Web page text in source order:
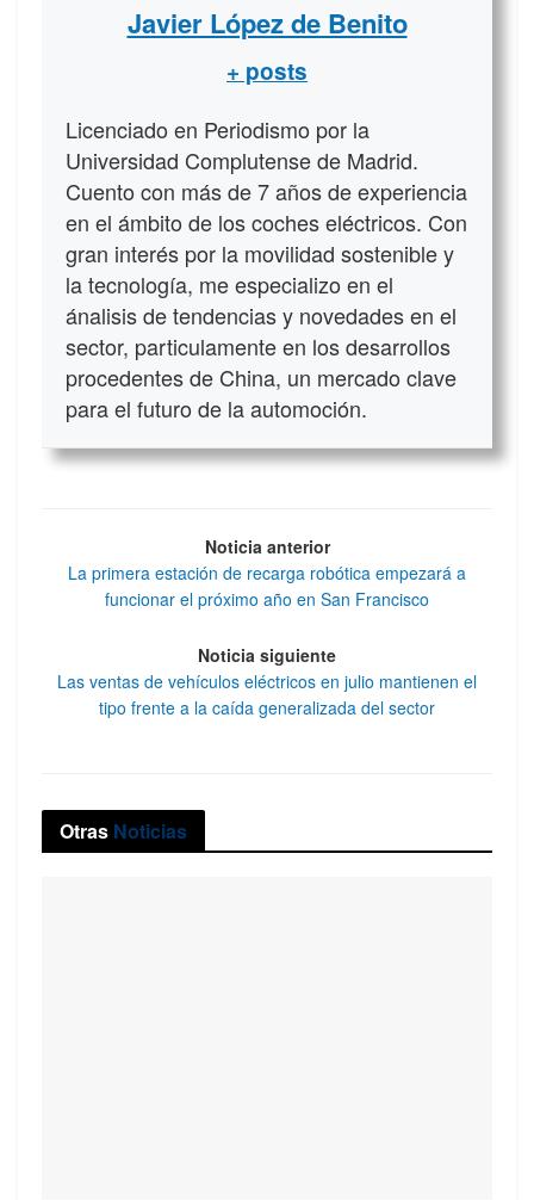
Javier López de Benito
+ posts
Licenciado en Periodismo por la
Universidad Complutense de Madrid.
Cuento con más de 7 años de experiencia
en el ámbito de los coches eléctricos. Con
gran interés por la movilidad sostenible y
la tecnología, me especializo en el
ánalisis de tendencias y novedades en el
sector, particulamente en los desarrollos
procedentes de China, un mercado clave
para el futuro de la automoción.
Noticia anterior
La primera estación de recarga robótica empezará a
funcionar el próximo año en San Francisco
Noticia siguiente
Las ventas de vehículos eléctricos en julio mantienen el
tipo frente a la caída generalizada del sector
Otras Noticias